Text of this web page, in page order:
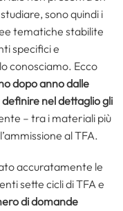
sono quindi i
tematiche stabilite
specifici e
conosciamo. Ecco
dopo anno dalle
nel dettaglio gli
– tra i materiali più
al TFA.
accuratamente le
sette cicli di TFA e
di domande